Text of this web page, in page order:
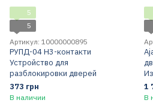
5
5
Артикул: 10000000895
РУПД-04 Н3-контакти
Устройство для
разблокировки дверей
373 грн
В наличии
1
В